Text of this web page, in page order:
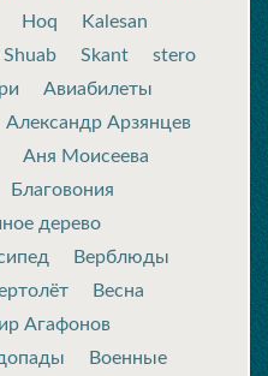
Hoq
Kalesan
Shuab Skant
stero
Авиабилеты
Александр Арзянцев
Аня Моисеева
Благовония
дерево
Верблюды
Весна
Агафонов
Военные